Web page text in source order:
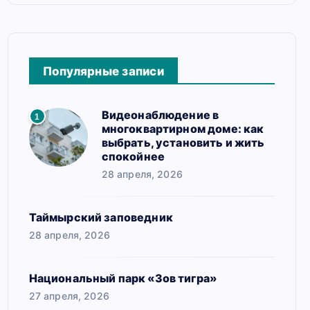
Популярные записи
1
Видеонаблюдение в
многоквартирном доме: как
выбрать, установить и жить
спокойнее
28 апреля, 2026
Таймырский заповедник
28 апреля, 2026
Национальный парк «Зов тигра»
27 апреля, 2026